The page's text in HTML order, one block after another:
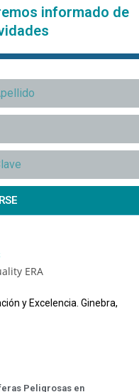
informado de
y Excelencia. Ginebra,
Peligrosas en